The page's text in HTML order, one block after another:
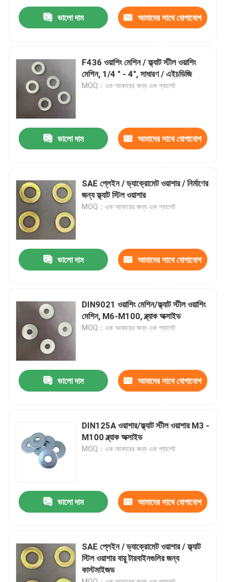
আমাদের সম্পর্কে
কারখানা ভ্রমণ
উদ্ধৃতির জন্য আবেদন
শক্ত ইস্পাত ওয়াশার
কাঠামোগত ইস্পাত ওয়াশার
ভারী ওয়াশিং মেশিন
ভালো দাম আমাদের সাথে যোগাযোগ
F436 ওয়াশিং মেশিন / ফ্ল্যাট স্টীল ওয়াশিং
মেশিন, 1/4 " - 4", সাধারণ / এইচডিজি
MOQ：এক আকারের জন্য এক প্যালেট
ভালো দাম আমাদের সাথে যোগাযোগ
SAE প্লেইন / ড্যাক্রোমেট ওয়াশার / নির্মাণের
জন্য ফ্ল্যাট স্টিল ওয়াশার
MOQ：এক আকারের জন্য এক প্যালেট
ভালো দাম আমাদের সাথে যোগাযোগ
DIN9021 ওয়াশিং মেশিন/ফ্ল্যাট স্টীল ওয়াশিং
মেশিন, M6-M100, ব্ল্যাক অক্সাইড
MOQ：এক আকারের জন্য এক প্যালেট
ভালো দাম আমাদের সাথে যোগাযোগ
DIN125A ওয়াশার/ফ্ল্যাট স্টীল ওয়াশার M3 -
M100 ব্ল্যাক অক্সাইড
MOQ：এক আকারের জন্য এক প্যালেট
ভালো দাম আমাদের সাথে যোগাযোগ
SAE প্লেইন / ড্যাক্রোমেট ওয়াশার / ফ্ল্যাট
স্টিল ওয়াশার বায়ু টারবাইনগুলির জন্য
কাস্টমাইজড